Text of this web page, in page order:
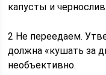
капусты и чернослив.
2 Не переедаем.
должна «кушать за
необъективно.